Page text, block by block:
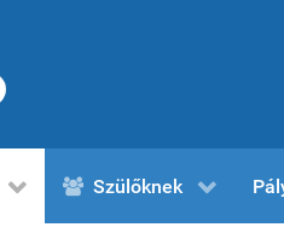
Szülőknek